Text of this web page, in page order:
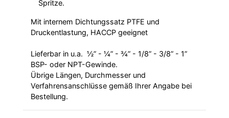
Spritze.
Mit internem Dichtungssatz PTFE und
Druckentlastung, HACCP geeignet
Lieferbar in u.a. ½” - ¼” - ¾” - 1/8” - 3/8” - 1”
BSP- oder NPT-Gewinde.
Übrige Längen, Durchmesser und
Verfahrensanschlüsse gemäß Ihrer Angabe bei
Bestellung.